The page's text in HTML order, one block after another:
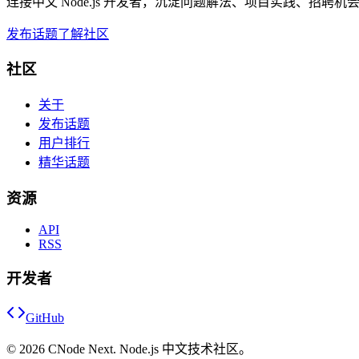
发布话题了解社区
社区
关于
发布话题
用户排行
精华话题
资源
API
RSS
开发者
GitHub
© 2026 CNode Next. Node.js 中文技术社区。